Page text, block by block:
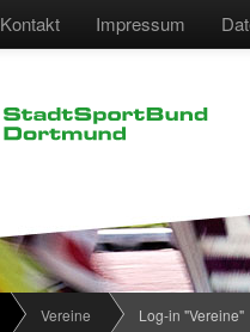
Kontakt Impressum
Vereine Log-in "Vereine"